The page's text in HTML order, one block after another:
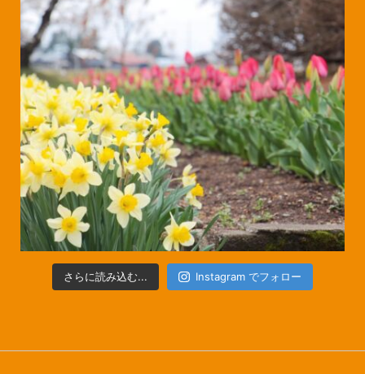
さらに読み込む... Instagram でフォロー